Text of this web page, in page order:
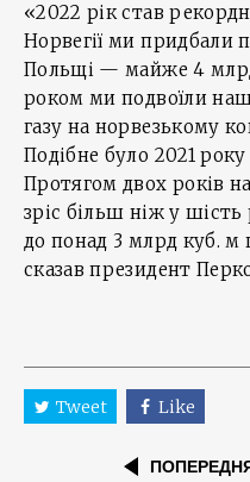
«2022 рік став
Норвегії ми придбали
Польщі — майже 4
роком ми подвоїли
газу на норвезькому
Подібне було 2021
Протягом двох років
зріс більш ніж у шість
до понад 3 млрд куб. м
сказав президент
Tweet Like